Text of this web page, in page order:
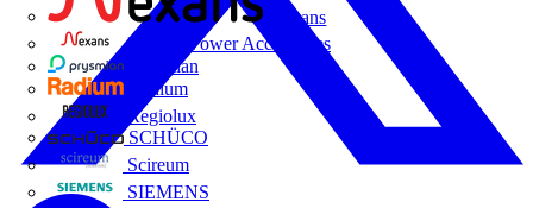
Nexans
Nexans Power Accessories
Prysmian
Radium
Regiolux
SCHÜCO
Scireum
SIEMENS